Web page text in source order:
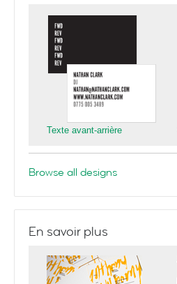
Texte avant-arrière
Browse all designs
En savoir plus